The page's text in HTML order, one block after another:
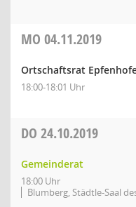
MO 04.11.2019
Ortschaftsrat
18:00-18:01 Uhr
DO 24.10.2019
Gemeinderat
18:00 Uhr
Blumberg, Städtle-Saal